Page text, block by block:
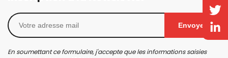
Envoyer
En soumettant ce formulaire, j'accepte que les informations saisies